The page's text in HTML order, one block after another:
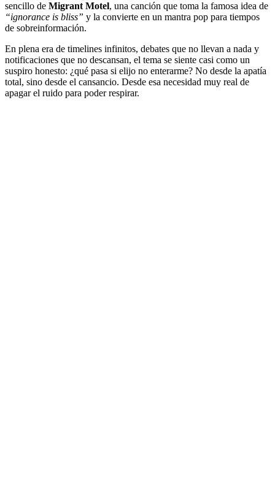
sencillo de Migrant Motel, una canción que toma la famosa idea de
“ignorance is bliss” y la convierte en un mantra pop para tiempos
de sobreinformación.
En plena era de timelines infinitos, debates que no llevan a nada y
notificaciones que no descansan, el tema se siente casi como un
suspiro honesto: ¿qué pasa si elijo no enterarme? No desde la apatía
total, sino desde el cansancio. Desde esa necesidad muy real de
apagar el ruido para poder respirar.